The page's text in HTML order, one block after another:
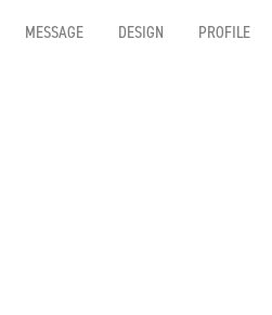
MESSAGE DESIGN PROFILE